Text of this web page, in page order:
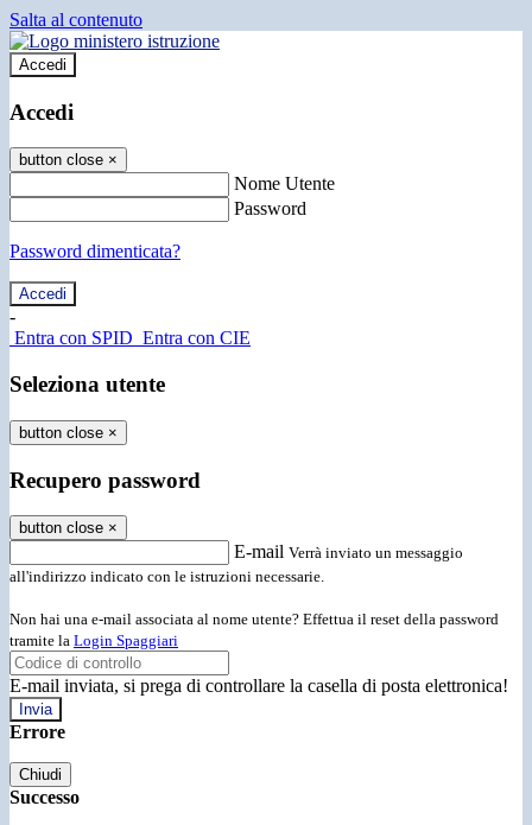
Salta al contenuto
Accedi
Accedi
button close ×
Nome Utente
Password
Password dimenticata?
-
Entra con SPID Entra con CIE
Seleziona utente
button close ×
Recupero password
button close ×
E-mail Verrà inviato un messaggio
all'indirizzo indicato con le istruzioni necessarie.
Non hai una e-mail associata al nome utente? Effettua il reset della password
tramite la Login Spaggiari
E-mail inviata, si prega di controllare la casella di posta elettronica!
Errore
Chiudi
Successo